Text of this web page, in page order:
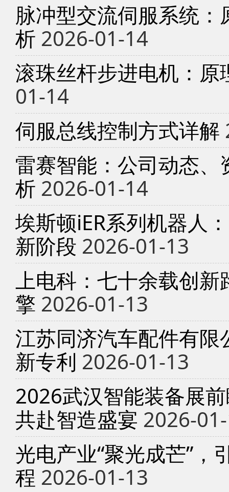
脉冲型交流伺服系统
析 2026-01-14
滚珠丝杆步进电机：
01-14
伺服总线控制方式详解
雷赛智能：公司动态
析 2026-01-14
埃斯顿iER系列机器人
新阶段 2026-01-13
上电科：七十余载创
擎 2026-01-13
江苏同济汽车配件有
新专利 2026-01-13
2026武汉智能装备展
共赴智造盛宴 2026-
光电产业“聚光成芒”，
程 2026-01-13